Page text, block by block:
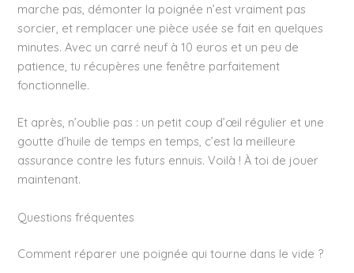
marche pas, démonter la poignée n’est vraiment pas
sorcier, et remplacer une pièce usée se fait en quelques
minutes. Avec un carré neuf à 10 euros et un peu de
patience, tu récupères une fenêtre parfaitement
fonctionnelle.
Et après, n’oublie pas : un petit coup d’œil régulier et une
goutte d’huile de temps en temps, c’est la meilleure
assurance contre les futurs ennuis. Voilà ! À toi de jouer
maintenant.
Questions fréquentes
Comment réparer une poignée qui tourne dans le vide ?